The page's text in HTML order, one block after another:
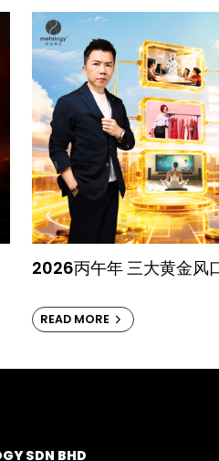
2026丙午年 三大黄金风
READ MORE
SDN BHD